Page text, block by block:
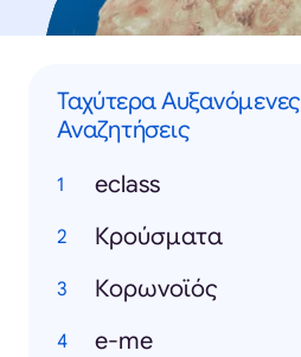
Ταχύτερα Αυξανόμενες
Αναζητήσεις
eclass
Κρούσματα
Κορωνοϊός
e-me